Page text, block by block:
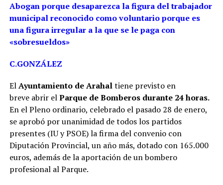
Abogan porque desaparezca la figura del trabajador
municipal reconocido como voluntario porque es
una figura irregular a la que se le paga con
«sobresueldos»
C.GONZÁLEZ
ElAyuntamiento de Arahaltiene previsto en
breve abrir elParque de Bomberos durante 24 horas.
En el Pleno ordinario, celebrado el pasado 28 de enero,
se aprobó por unanimidad de todos los partidos
presentes (IU y PSOE) la firma del convenio con
Diputación Provincial, un año más, dotado con 165.000
euros, además de la aportación de un bombero
profesional al Parque.